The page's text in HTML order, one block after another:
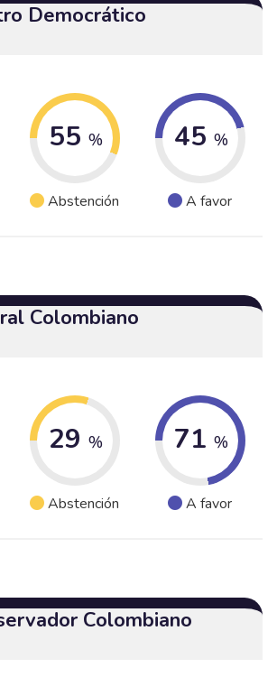
Democrático
55 %
Abstención
45 %
A favor
Colombiano
29 %
Abstención
71 %
A favor
Colombiano